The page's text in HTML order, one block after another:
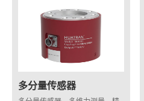
多分量传感器